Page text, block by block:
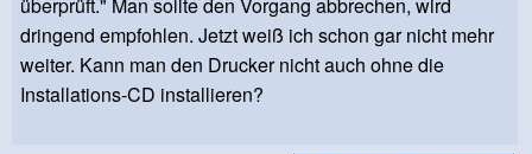
dringend empfohlen. Jetzt weiß ich schon gar nicht mehr
weiter. Kann man den Drucker nicht auch ohne die
Installations-CD installieren?